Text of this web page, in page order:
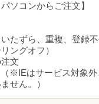
ソコンからご注文】
いたずら、重複、登録
ングオフ）
文
（※IEはサービス対象
せん。）